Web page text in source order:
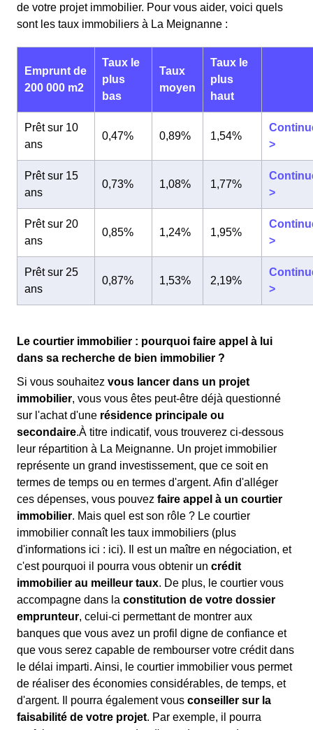
de votre projet immobilier. Pour vous aider, voici quels
sont les taux immobiliers à La Meignanne :
Emprunt de
200 000 m2
Taux le
plus
bas
Taux
moyen
Taux le
plus
haut
Prêt sur 10
ans
0,47% 0,89% 1,54%
>
Prêt sur 15
ans
0,73% 1,08% 1,77%
>
Prêt sur 20
ans
0,85% 1,24% 1,95%
>
Prêt sur 25
ans
0,87% 1,53% 2,19%
>
Le courtier immobilier : pourquoi faire appel à lui
dans sa recherche de bien immobilier ?
Si vous souhaitez vous lancer dans un projet
immobilier, vous vous êtes peut-être déjà questionné
sur l'achat d'une résidence principale ou
secondaire.À titre indicatif, vous trouverez ci-dessous
leur répartition à La Meignanne. Un projet immobilier
représente un grand investissement, que ce soit en
termes de temps ou en termes d'argent. Afin d'alléger
ces dépenses, vous pouvez faire appel à un courtier
immobilier. Mais quel est son rôle ? Le courtier
immobilier connaît les taux immobiliers (plus
d'informations ici : ici). Il est un maître en négociation, et
c'est pourquoi il pourra vous obtenir un crédit
immobilier au meilleur taux. De plus, le courtier vous
accompagne dans la constitution de votre dossier
emprunteur, celui-ci permettant de montrer aux
banques que vous avez un profil digne de confiance et
que vous serez capable de rembourser votre crédit dans
le délai imparti. Ainsi, le courtier immobilier vous permet
de réaliser des économies considérables, de temps, et
d'argent. Il pourra également vous conseiller sur la
faisabilité de votre projet. Par exemple, il pourra